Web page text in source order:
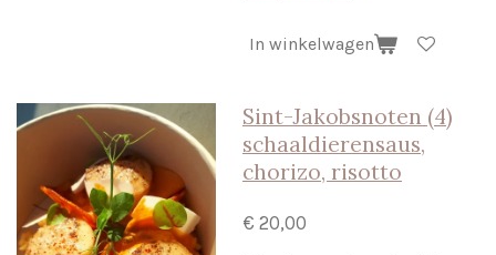
In winkelwagen
Sint-Jakobsnoten (4)
schaaldierensaus,
chorizo, risotto
€ 20,00